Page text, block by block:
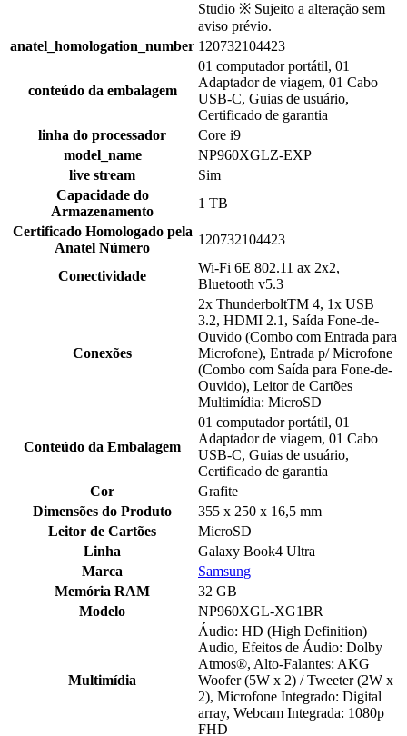
Studio ※ Sujeito a alteração sem
aviso prévio.
anatel_homologation_number 120732104423
conteúdo da embalagem
01 computador portátil, 01
Adaptador de viagem, 01 Cabo
USB-C, Guias de usuário,
Certificado de garantia
linha do processador
Core i9
model_name
NP960XGLZ-EXP
live stream
Sim
Capacidade do
Armazenamento
1 TB
Certificado Homologado pela
Anatel Número
120732104423
Conectividade
Wi-Fi 6E 802.11 ax 2x2,
Bluetooth v5.3
Conexões
2x ThunderboltTM 4, 1x USB
3.2, HDMI 2.1, Saída Fone-de-
Ouvido (Combo com Entrada para
Microfone), Entrada p/ Microfone
(Combo com Saída para Fone-de-
Ouvido), Leitor de Cartões
Multimídia: MicroSD
Conteúdo da Embalagem
01 computador portátil, 01
Adaptador de viagem, 01 Cabo
USB-C, Guias de usuário,
Certificado de garantia
Cor
Grafite
Dimensões do Produto
355 x 250 x 16,5 mm
Leitor de Cartões
MicroSD
Linha
Galaxy Book4 Ultra
Marca
Samsung
Memória RAM
32 GB
Modelo
NP960XGL-XG1BR
Multimídia
Áudio: HD (High Definition)
Audio, Efeitos de Áudio: Dolby
Atmos®, Alto-Falantes: AKG
Woofer (5W x 2) / Tweeter (2W x
2), Microfone Integrado: Digital
array, Webcam Integrada: 1080p
FHD